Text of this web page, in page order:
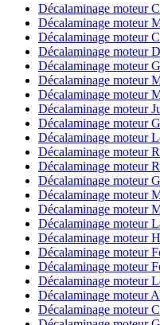
Décalaminage moteur
Décalaminage moteur
Décalaminage moteur
Décalaminage moteur
Décalaminage moteur
Décalaminage moteur
Décalaminage moteur
Décalaminage moteur
Décalaminage moteur
Décalaminage moteur
Décalaminage moteur
Décalaminage moteur
Décalaminage moteur
Décalaminage moteur
Décalaminage moteur
Décalaminage moteur
Décalaminage moteur
Décalaminage moteur
Décalaminage moteur
Décalaminage moteur
Décalaminage moteur
Décalaminage moteur